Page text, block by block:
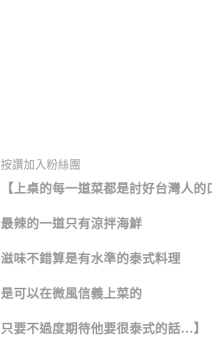
按讚加入粉絲團
【上桌的每一道菜都是討好台灣人的
最辣的一道只有涼拌海鮮
滋味不錯算是有水準的泰式料理
是可以在微風信義上菜的
只要不過度期待他要很泰式的話…】